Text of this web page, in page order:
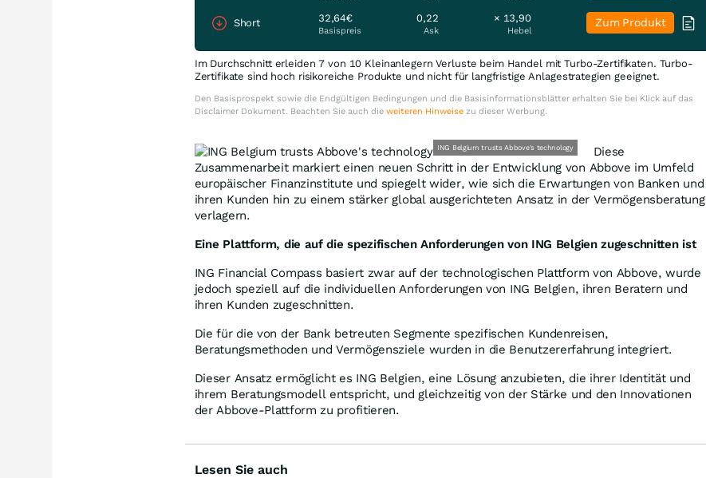
Short 32,64€
Basispreis
0,22
Ask
× 13,90
Hebel
Zum Produkt
Im Durchschnitt erleiden 7 von 10 Kleinanlegern Verluste beim Handel mit Turbo-Zertifikaten. Turbo-
Zertifikate sind hoch risikoreiche Produkte und nicht für langfristige Anlagestrategien geeignet.
Den Basisprospekt sowie die Endgültigen Bedingungen und die Basisinformationsblätter erhalten Sie bei Klick auf das
Disclaimer Dokument. Beachten Sie auch die weiteren Hinweisezu dieser Werbung.
ING Belgium trusts Abbove's technology
Diese
Zusammenarbeit markiert einen neuen Schritt in der Entwicklung von Abbove im Umfeld
europäischer Finanzinstitute und spiegelt wider, wie sich die Erwartungen von Banken und
ihren Kunden hin zu einem stärker global ausgerichteten Ansatz in der Vermögensberatung
verlagern.
Eine Plattform, die auf die spezifischen Anforderungen von ING Belgien zugeschnitten ist
ING Financial Compass basiert zwar auf der technologischen Plattform von Abbove, wurde
jedoch speziell auf die individuellen Anforderungen von ING Belgien, ihren Beratern und
ihren Kunden zugeschnitten.
Die für die von der Bank betreuten Segmente spezifischen Kundenreisen,
Beratungsmethoden und Vermögensziele wurden in die Benutzererfahrung integriert.
Dieser Ansatz ermöglicht es ING Belgien, eine Lösung anzubieten, die ihrer Identität und
ihrem Beratungsmodell entspricht, und gleichzeitig von der Stärke und den Innovationen
der Abbove-Plattform zu profitieren.
Lesen Sie auch